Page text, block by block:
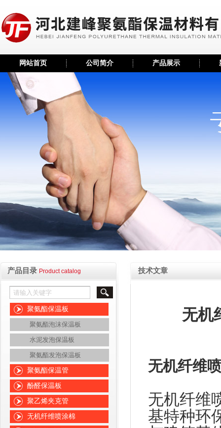
网站首页 公司简介 产品展示
产品目录 Product catalog
聚氨酯保温板
聚氨酯泡沫保温板
水泥发泡保温板
聚氨酯发泡保温板
聚氨酯保温管
酚醛保温板
聚乙烯夹克管
无机纤维喷涂棉
技术文章
无机
无机纤维
无机纤维
基特种环